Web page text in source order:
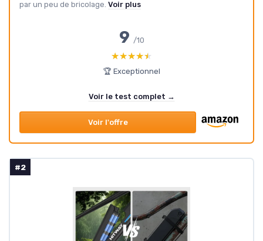
par un peu de bricolage. Voir plus
9 /10
★★★★★
★★★★★
🏆 Exceptionnel
Voir le test complet →
Voir l'offre
#2